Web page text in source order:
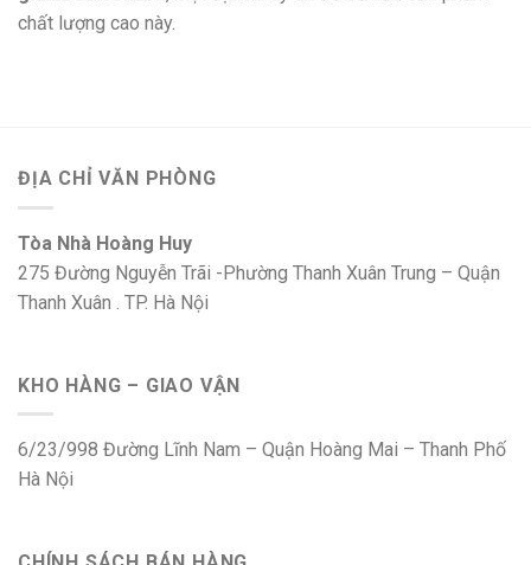
chất lượng cao này.
ĐỊA CHỈ VĂN PHÒNG
Tòa Nhà Hoàng Huy
275 Đường Nguyễn Trãi -Phường Thanh Xuân Trung – Quận
Thanh Xuân . TP. Hà Nội
KHO HÀNG – GIAO VẬN
6/23/998 Đường Lĩnh Nam – Quận Hoàng Mai – Thanh Phố
Hà Nội